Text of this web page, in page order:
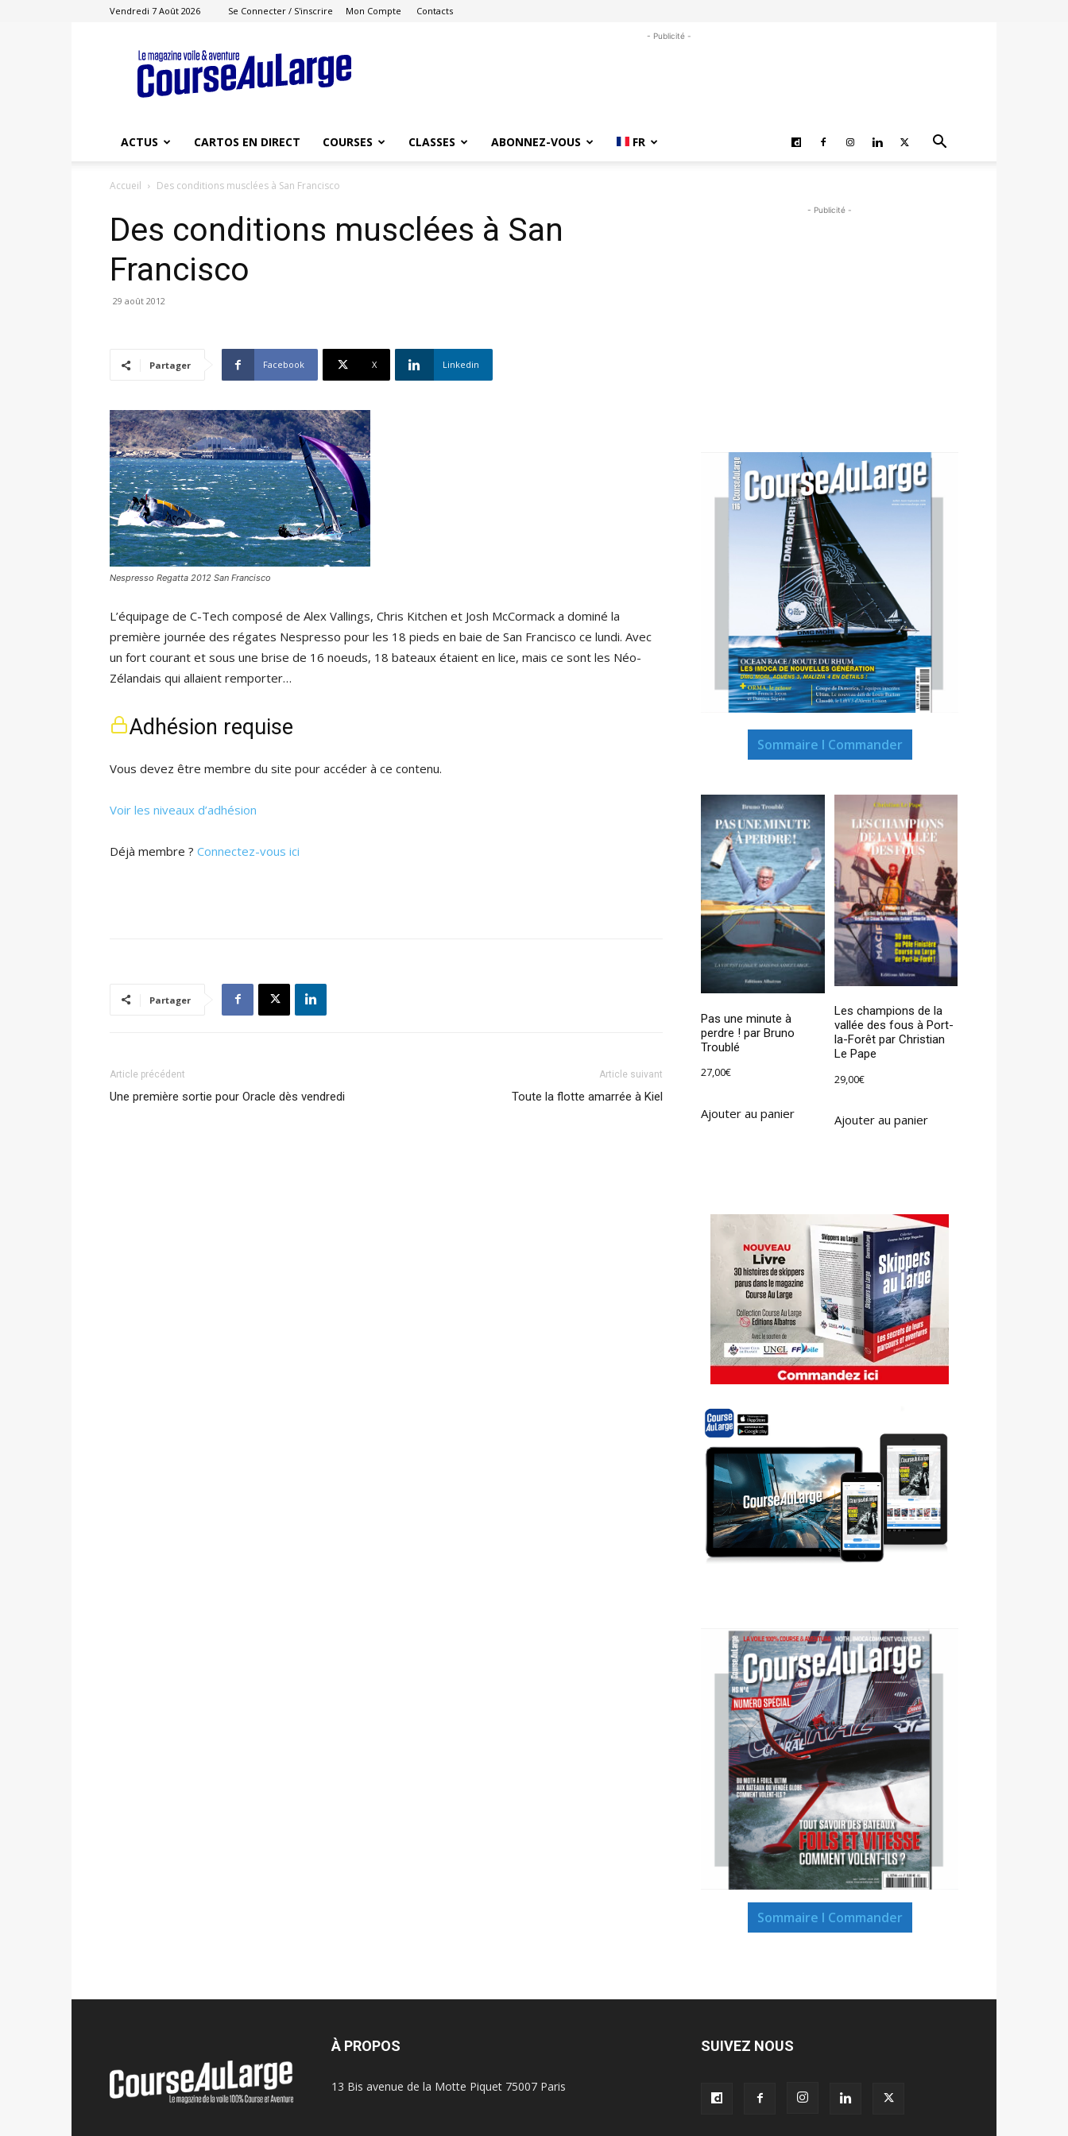
Vendredi 7 Août 2026 Se Connecter / S'inscrire Mon Compte Contacts
Course
au
Large
- Publicité -
ACTUS CARTOS EN DIRECT COURSES CLASSES ABONNEZ-VOUS FR
Accueil Des conditions musclées à San Francisco
Des conditions musclées à San
Francisco
29 août 2012
Partager Facebook X Linkedin
Nespresso Regatta 2012 San Francisco
L’équipage de C-Tech composé de Alex Vallings, Chris Kitchen et Josh McCormack a dominé la
première journée des régates Nespresso pour les 18 pieds en baie de San Francisco ce lundi. Avec
un fort courant et sous une brise de 16 noeuds, 18 bateaux étaient en lice, mais ce sont les Néo-
Zélandais qui allaient remporter…
Adhésion requise
Vous devez être membre du site pour accéder à ce contenu.
Voir les niveaux d’adhésion
Déjà membre ? Connectez-vous ici
Partager
Article précédent
Une première sortie pour Oracle dès vendredi
Article suivant
Toute la flotte amarrée à Kiel
- Publicité -
Sommaire I Commander
Pas une minute à
perdre ! par Bruno
Troublé
27,00€
Ajouter au panier
Les champions de la
vallée des fous à Port-
la-Forêt par Christian
Le Pape
29,00€
Ajouter au panier
Sommaire I Commander
À PROPOS
13 Bis avenue de la Motte Piquet 75007 Paris
SUIVEZ NOUS